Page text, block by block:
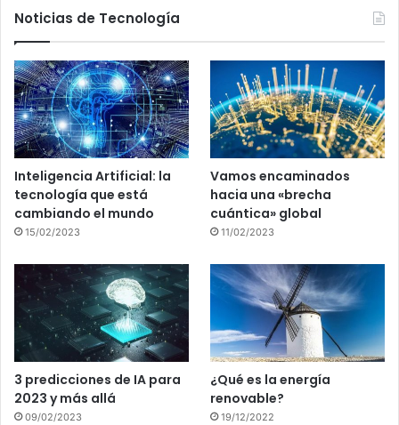
Noticias de Tecnología
Inteligencia Artificial: la
tecnología que está
cambiando el mundo
15/02/2023
Vamos encaminados
hacia una «brecha
cuántica» global
11/02/2023
3 predicciones de IA para
2023 y más allá
09/02/2023
¿Qué es la energía
renovable?
19/12/2022